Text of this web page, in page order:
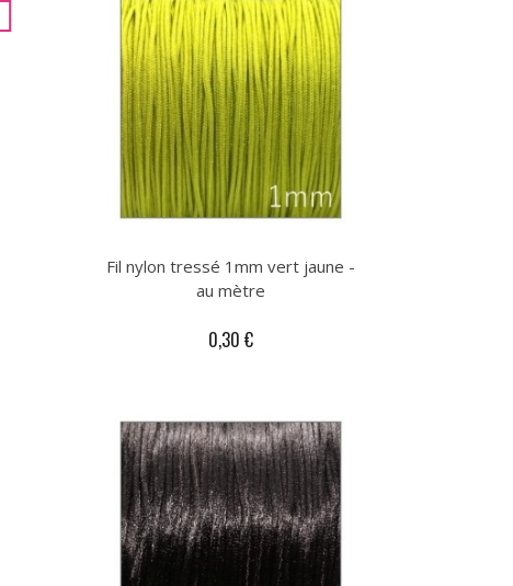
Fil nylon tressé 1mm vert jaune -
au mètre
0,30 €